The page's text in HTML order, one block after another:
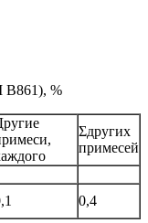
B861), %
Σдругих
примесей
0,4